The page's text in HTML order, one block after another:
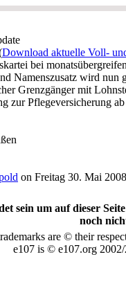
Download aktuelle Voll-
bei
Namenszusatz wird nun
Grenzgänger mit
zur Pflegeversicherung
on Freitag 30. Mai
sein um auf dieser
noch
are © their
e107 is © e107.org